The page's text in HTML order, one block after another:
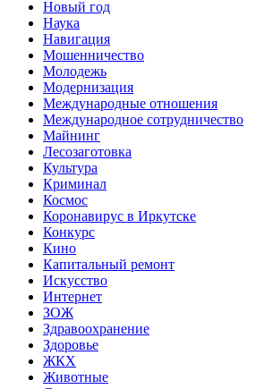
Новый год
Наука
Навигация
Мошенничество
Молодежь
Модернизация
Международные отношения
Международное сотрудничество
Майнинг
Лесозаготовка
Культура
Криминал
Космос
Коронавирус в Иркутске
Конкурс
Кино
Капитальный ремонт
Искусство
Интернет
ЗОЖ
Здравоохранение
Здоровье
ЖКХ
Животные